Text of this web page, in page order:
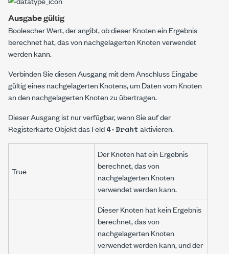
Ausgabe gültig
Boolescher Wert, der angibt, ob dieser Knoten ein Ergebnis
berechnet hat, das von nachgelagerten Knoten verwendet
werden kann.
Verbinden Sie diesen Ausgang mit dem AnschlussEingabe
gültigeines nachgelagerten Knotens, um Daten vom Knoten
an den nachgelagerten Knoten zu übertragen.
Dieser Ausgang ist nur verfügbar, wenn Sie auf der
RegisterkarteObjektdas Feld4-Draht aktivieren.
True
Der Knoten hat ein Ergebnis
berechnet, das von
nachgelagerten Knoten
verwendet werden kann.
Dieser Knoten hat kein Ergebnis
berechnet, das von
nachgelagerten Knoten
verwendet werden kann, und der